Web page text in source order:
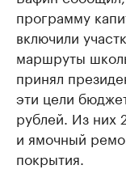
программу
включили
маршруты
принял
эти цели
рублей. Из них
и ямочный
покрытия.